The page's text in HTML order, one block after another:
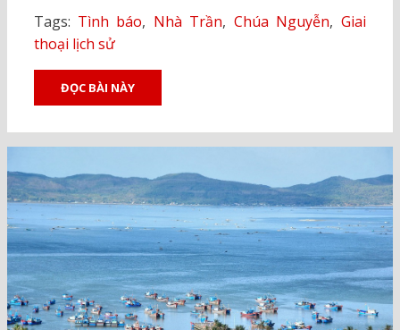
Tags: Tình báo, Nhà Trần, Chúa Nguyễn, Giai
thoại lịch sử
ĐỌC BÀI NÀY